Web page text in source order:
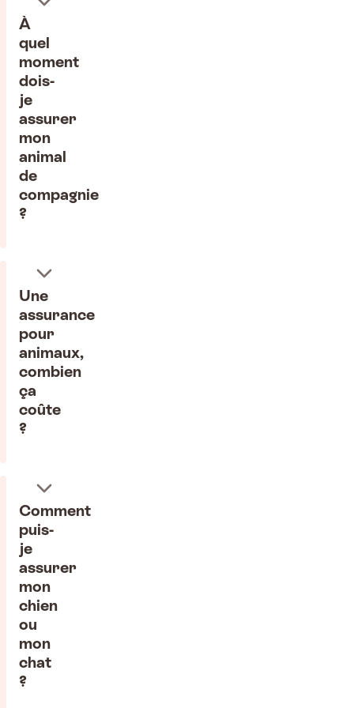
À
quel
moment
dois-
je
assurer
mon
animal
de
compagnie
?
Une
assurance
pour
animaux,
combien
ça
coûte
?
Comment
puis-
je
assurer
mon
chien
ou
mon
chat
?